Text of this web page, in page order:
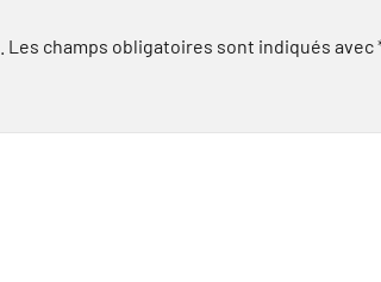
Les champs obligatoires sont indiqués avec